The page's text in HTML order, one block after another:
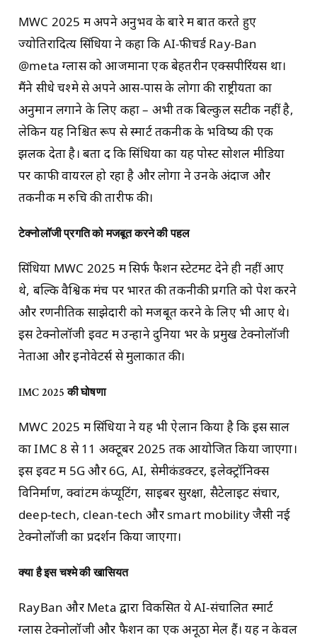
MWC 2025 में अपने अनुभव के बारे में बात करते हुए
ज्योतिरादित्य सिंधिया ने कहा कि AI-फीचर्ड Ray-Ban
@meta ग्लास को आजमाना एक बेहतरीन एक्सपीरिंयस था।
मैंने सीधे चश्मे से अपने आस-पास के लोगों की राष्ट्रीयता का
अनुमान लगाने के लिए कहा – अभी तक बिल्कुल सटीक नहीं है,
लेकिन यह निश्चित रूप से स्मार्ट तकनीक के भविष्य की एक
झलक देता है। बता दें कि सिंधिया का यह पोस्ट सोशल मीडिया
पर काफी वायरल हो रहा है और लोगों ने उनके अंदाज और
तकनीक में रुचि की तारीफ की।
टेक्नोलॉजी प्रगति को मजबूत करने की पहल
सिंधिया MWC 2025 में सिर्फ फैशन स्टेटमेंट देने ही नहीं आए
थे, बल्कि वैश्विक मंच पर भारत की तकनीकी प्रगति को पेश करने
और रणनीतिक साझेदारी को मजबूत करने के लिए भी आए थे।
इस टेक्नोलॉजी इवेंट में उन्होंने दुनिया भर के प्रमुख टेक्नोलॉजी
नेताओं और इनोवेटर्स से मुलाकात की।
IMC 2025की घोषणा
MWC 2025 में सिंधिया ने यह भी ऐलान किया है कि इस साल
का IMC 8 से 11 अक्टूबर 2025 तक आयोजित किया जाएगा।
इस इवेंट में 5G और 6G, AI, सेमीकंडक्टर, इलेक्ट्रॉनिक्स
विनिर्माण, क्वांटम कंप्यूटिंग, साइबर सुरक्षा, सैटेलाइट संचार,
deep-tech, clean-tech और smart mobility जैसी नई
टेक्नोलॉजी का प्रदर्शन किया जाएगा।
क्या है इस चश्मे की खासियत
RayBan और Meta द्वारा विकसित ये AI-संचालित स्मार्ट
ग्लास टेक्नोलॉजी और फैशन का एक अनूठा मेल हैं। यह न केवल